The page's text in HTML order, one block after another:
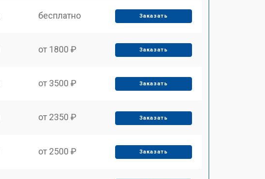
бесплатно Заказать
от 1800 ₽ Заказать
от 3500 ₽ Заказать
от 2350 ₽ Заказать
от 2500 ₽ Заказать